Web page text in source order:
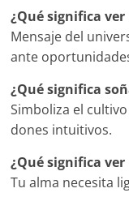
¿Qué significa
Mensaje del
ante
¿Qué significa
Simboliza el
dones intuitivos.
¿Qué significa
Tu alma necesita